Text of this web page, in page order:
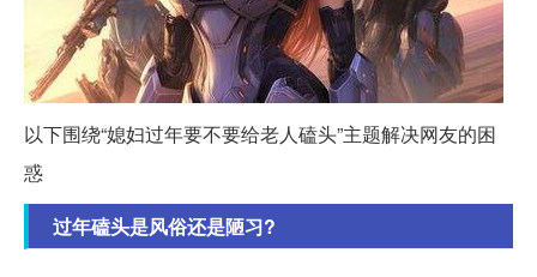
以下围绕“媳妇过年要不要给老人磕头”主题解决网友的困
惑
过年磕头是风俗还是陋习?